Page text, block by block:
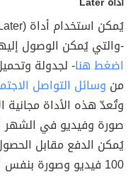
-والتي يُمكن الوصول
اضغط هنا- لجدولة
من وسائل التواصل
صورة وفيديو في الشهر
يُمكن الدفع مقابل
100 فيديو وصورة بنفس الطريقة.